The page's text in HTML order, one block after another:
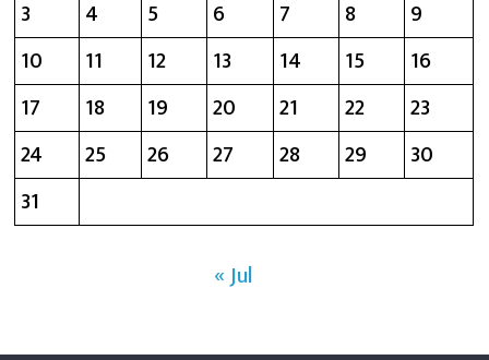
3
4 5 6 7 8
9
10
11 12 13 14 15
16
17
18 19 20 21 22
23
24
25 26 27 28 29
30
31
« Jul